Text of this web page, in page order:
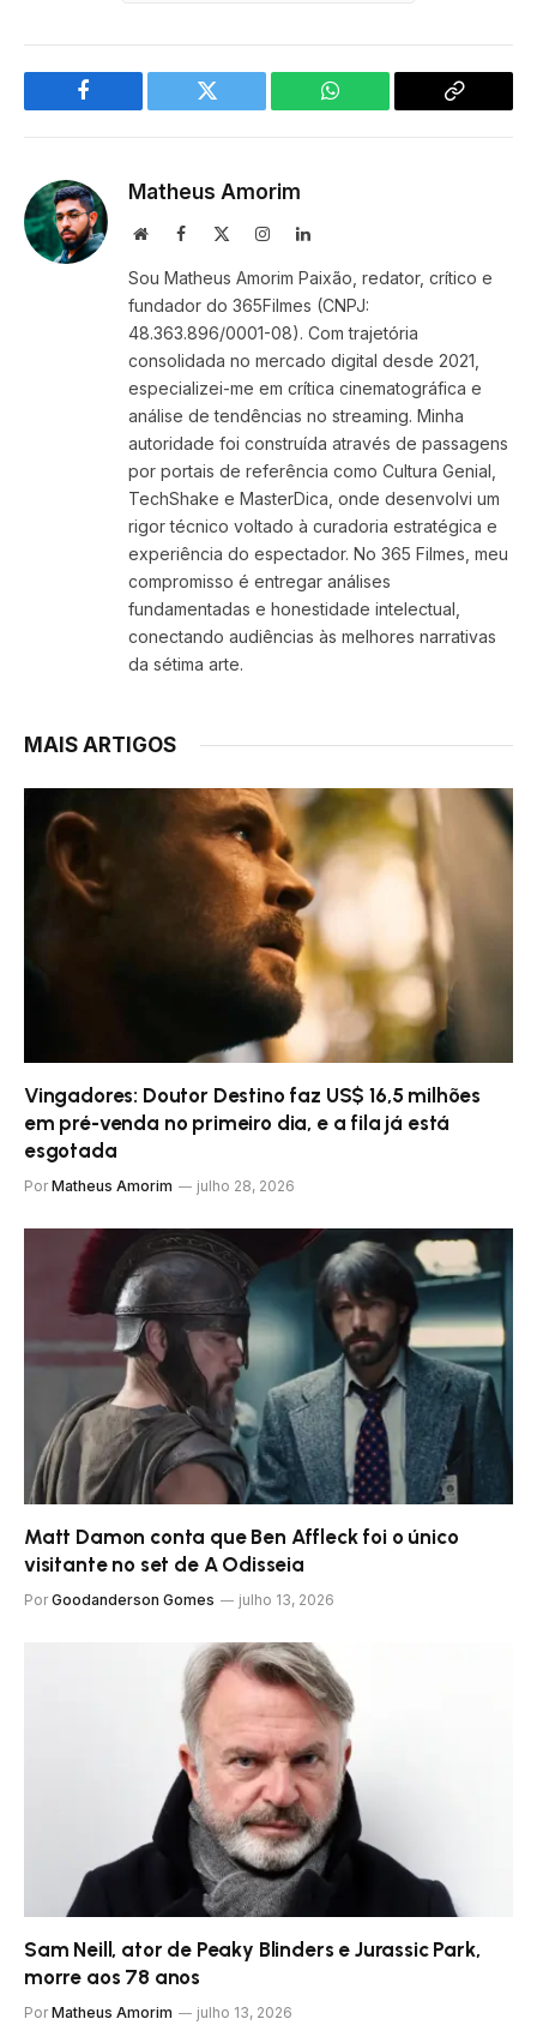
Facebook Twitter WhatsApp
Copy
Matheus Amorim
WebsiteFacebook InstagramLinkedIn
Sou Matheus Amorim Paixão, redator, crítico e
fundador do 365Filmes (CNPJ:
48.363.896/0001-08). Com trajetória
consolidada no mercado digital desde 2021,
especializei-me em crítica cinematográfica e
análise de tendências no streaming. Minha
autoridade foi construída através de passagens
por portais de referência como Cultura Genial,
TechShake e MasterDica, onde desenvolvi um
rigor técnico voltado à curadoria estratégica e
experiência do espectador. No 365 Filmes, meu
compromisso é entregar análises
fundamentadas e honestidade intelectual,
conectando audiências às melhores narrativas
da sétima arte.
MAIS ARTIGOS
Vingadores: Doutor Destino faz US$ 16,5 milhões
em pré-venda no primeiro dia, e a fila já está
esgotada
Por Matheus Amorim julho 28, 2026
Matt Damon conta que Ben Affleck foi o único
visitante no set de A Odisseia
Por Goodanderson Gomes julho 13, 2026
Sam Neill, ator de Peaky Blinders e Jurassic Park,
morre aos 78 anos
Por Matheus Amorim julho 13, 2026